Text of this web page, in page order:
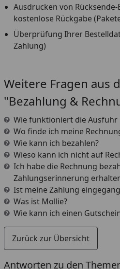
Antworten zu den
Ausdrucken von
kostenlose Rückgabe
Überprüfung Ihrer
Zahlung)
Weitere Fragen aus
"Bezahlung &
Wie funktioniert die Ausfuhr
Wo finde ich meine
Wie kann ich bezahlen?
Wieso kann ich nicht auf
Ich habe die Rechnung
Zahlungserinnerung
Ist meine Zahlung
Was ist Mollie?
Wie kann ich einen
Zurück zur Übersicht